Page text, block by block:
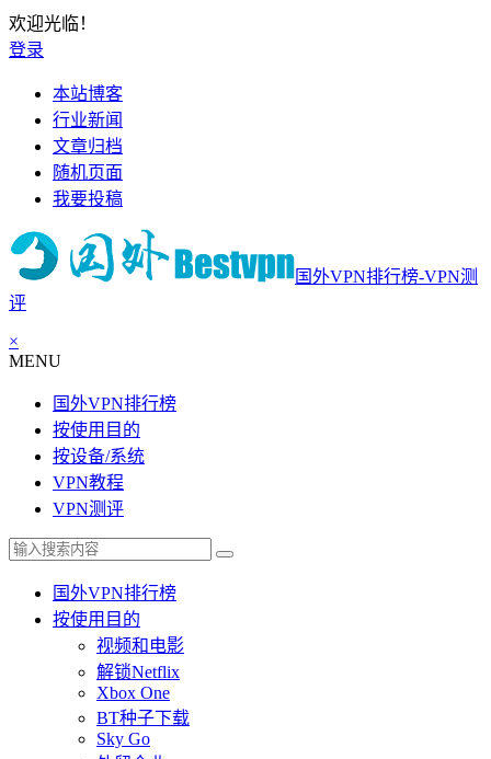
欢迎光临！
登录
本站博客
行业新闻
文章归档
随机页面
我要投稿
国外VPN排行榜-VPN测
评
×
MENU
国外VPN排行榜
按使用目的
按设备/系统
VPN教程
VPN测评
国外VPN排行榜
按使用目的
视频和电影
解锁Netflix
Xbox One
BT种子下载
Sky Go